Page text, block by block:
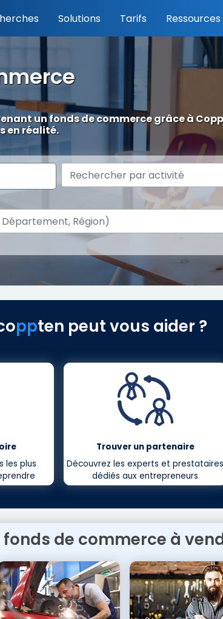
Solutions Tarifs Ressources
un fonds de commerce grâce à
en réalité.
ppten peut vous aider ?
les plus
Trouver un partenaire
Découvrez les experts et prestataires
dédiés aux entrepreneurs
de commerce à